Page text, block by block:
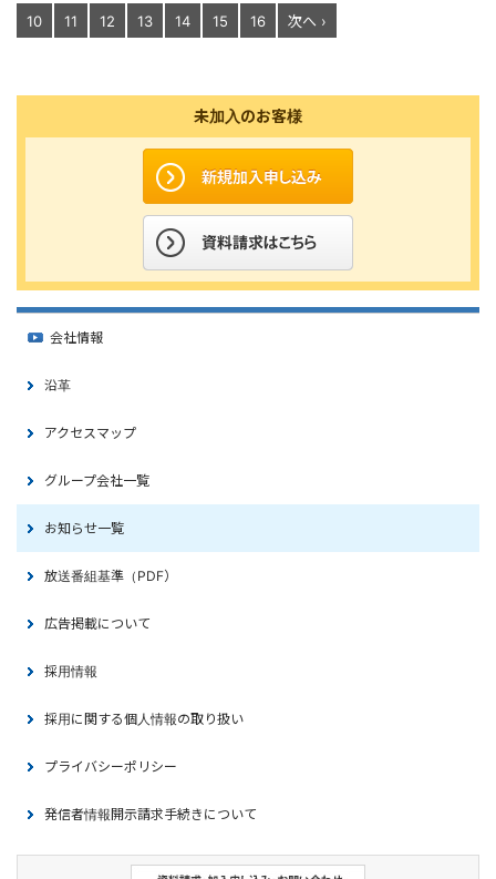
10 11 12 13 14 15 16 次へ ›
未加入のお客様
会社情報
沿革
アクセスマップ
グループ会社一覧
お知らせ一覧
放送番組基準（PDF）
広告掲載について
採用情報
採用に関する個人情報の取り扱い
プライバシーポリシー
発信者情報開示請求手続きについて